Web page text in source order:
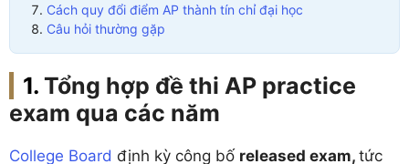
Cách quy đổi điểm AP thành tín chỉ đại học
Câu hỏi thường gặp
Tổng hợp đề thi AP practice
exam qua các năm
College Board định kỳ công bố released exam, tức